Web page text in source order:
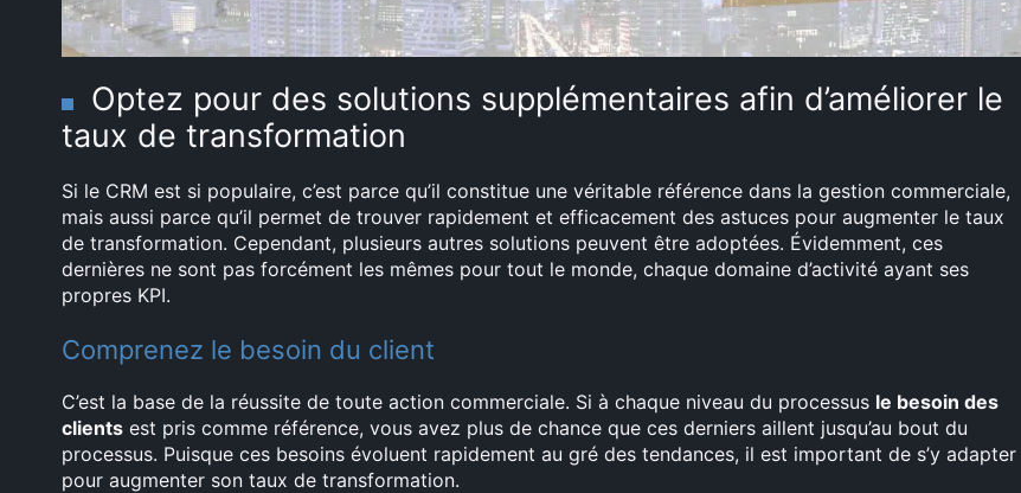
Optez pour des solutions supplémentaires afin d’améliorer le
taux de transformation
Si le CRM est si populaire, c’est parce qu’il constitue une véritable référence dans la gestion commerciale,
mais aussi parce qu’il permet de trouver rapidement et efficacement des astuces pour augmenter le taux
de transformation. Cependant, plusieurs autres solutions peuvent être adoptées. Évidemment, ces
dernières ne sont pas forcément les mêmes pour tout le monde, chaque domaine d’activité ayant ses
propres KPI.
Comprenez le besoin du client
C’est la base de la réussite de toute action commerciale. Si à chaque niveau du processus le besoin des
clients est pris comme référence, vous avez plus de chance que ces derniers aillent jusqu’au bout du
processus. Puisque ces besoins évoluent rapidement au gré des tendances, il est important de s’y adapter
pour augmenter son taux de transformation.